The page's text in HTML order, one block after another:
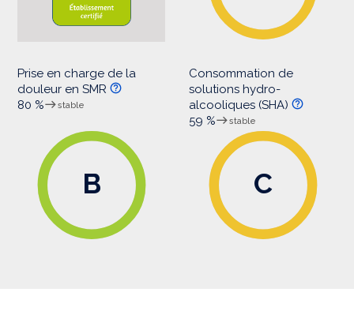
Prise en charge de la
douleur en SMR
80 %
stable
B
Consommation de
solutions hydro-
alcooliques (SHA)
59 %
stable
C